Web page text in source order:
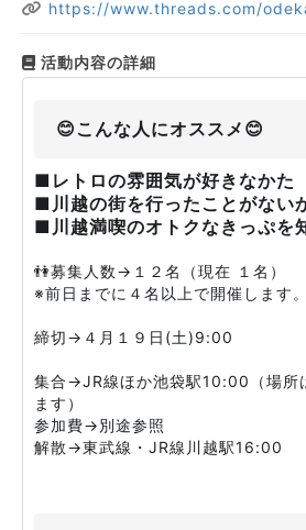
https://www.threads.com/
活動内容の詳細
😊こんな人にオススメ😊
■レトロの雰囲気が好きなかた
■川越の街を行ったことがない
■川越満喫のオトクなきっぷを
👫募集人数→１２名（現在 １名）
※前日までに４名以上で開催します。
締切→４月１９日(土)9:00
集合→JR線ほか池袋駅10:00（場所
ます）
参加費→別途参照
解散→東武線・JR線川越駅16:00